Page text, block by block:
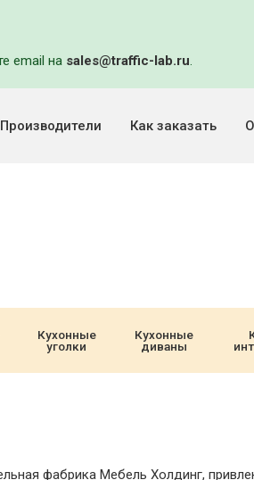
email на sales@traffic-lab.ru.
Производители Как заказать
Кухонные
уголки
Кухонные
диваны
фабрика Мебель Холдинг,